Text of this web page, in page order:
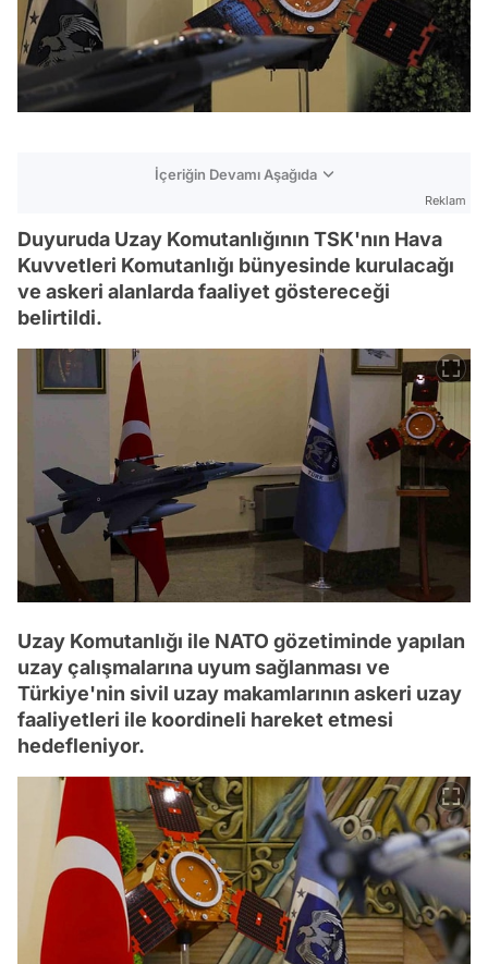
İçeriğin Devamı Aşağıda
Reklam
Duyuruda Uzay Komutanlığının TSK'nın Hava
Kuvvetleri Komutanlığı bünyesinde kurulacağı
ve askeri alanlarda faaliyet göstereceği
belirtildi.
Uzay Komutanlığı ile NATO gözetiminde yapılan
uzay çalışmalarına uyum sağlanması ve
Türkiye'nin sivil uzay makamlarının askeri uzay
faaliyetleri ile koordineli hareket etmesi
hedefleniyor.